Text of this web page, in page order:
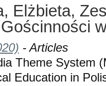
Elżbieta,
Gościnności
- Articles
Theme System
Education in